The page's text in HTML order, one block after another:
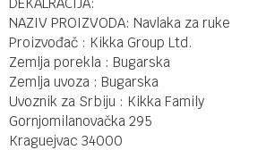
NAZIV PROIZVODA: Navlaka za ruke
Proizvođač : Kikka Group Ltd.
Zemlja porekla : Bugarska
Zemlja uvoza : Bugarska
Uvoznik za Srbiju : Kikka Family
Gornjomilanovačka 295
Kraguejvac 34000